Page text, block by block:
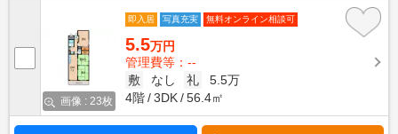
画像 : 23枚
即入居 写真充実 無料オンライン相談可
5.5万円
管理費等：--
敷
なし 礼
5.5万
4階
3DK 56.4㎡